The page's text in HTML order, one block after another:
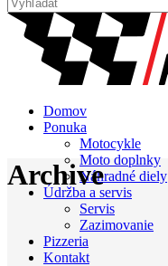
Domov
Ponuka
Motocykle
Moto doplnky
Náhradné diely
Údržba a servis
Servis
Zazimovanie
Pizzeria
Kontakt
Archive